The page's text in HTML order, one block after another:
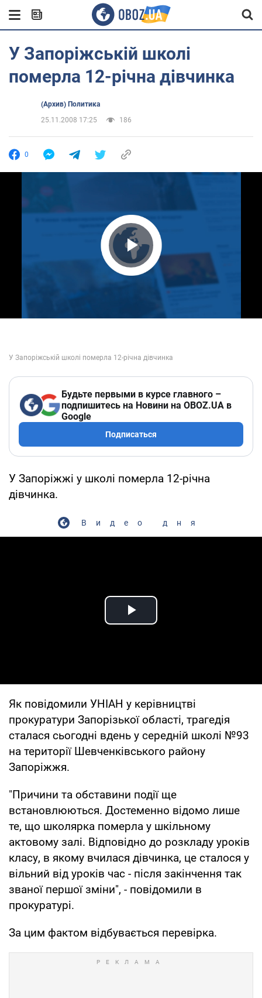
У Запоріжській школі
померла 12-річна дівчинка
(Архив) Политика
25.11.2008 17:25
186
0
Play Video
Будьте первыми в курсе главного –
подпишитесь на Новини на OBOZ.UA в
Google
Подписаться
У Запоріжжі у школі померла 12-річна
дівчинка.
Видео дня
Play Video
Як повідомили УНІАН у керівництві
прокуратури Запорізької області, трагедія
сталася сьогодні вдень у середній школі №93
на території Шевченківського району
Запоріжжя.
"Причини та обставини події ще
встановлюються. Достеменно відомо лише
те, що школярка померла у шкільному
актовому залі. Відповідно до розкладу уроків
класу, в якому вчилася дівчинка, це сталося у
вільний від уроків час - після закінчення так
званої першої зміни", - повідомили в
прокуратурі.
За цим фактом відбувається перевірка.